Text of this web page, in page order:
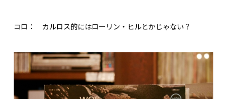
コロ： カルロス的にはローリン・ヒルとかじゃない？